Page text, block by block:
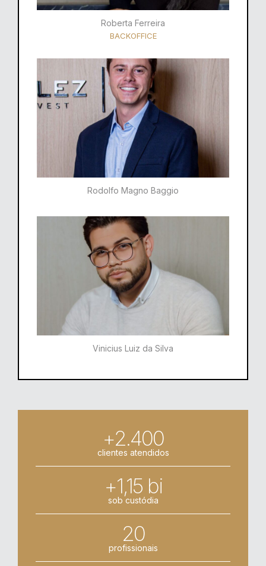
Roberta Ferreira
BACKOFFICE
Rodolfo Magno Baggio​​
Vinicius Luiz da Silva
+2.400
clientes atendidos
+1,15 bi
sob custódia
20
profissionais